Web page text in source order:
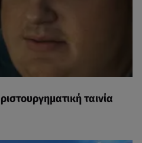
ταινία